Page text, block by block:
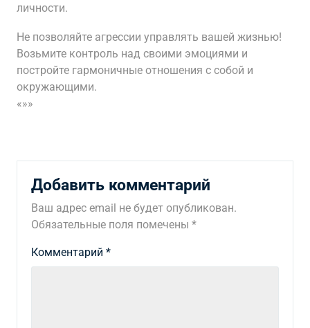
личности.
Не позволяйте агрессии управлять вашей жизнью!
Возьмите контроль над своими эмоциями и
постройте гармоничные отношения с собой и
окружающими.
«»»
Добавить комментарий
Ваш адрес email не будет опубликован.
Обязательные поля помечены *
Комментарий *